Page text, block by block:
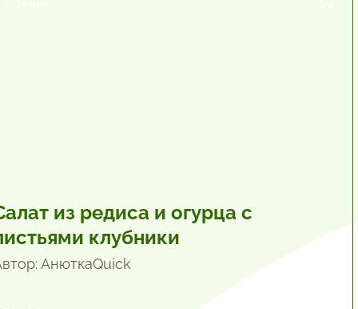
из редиса и огурца с
клубники
АнюткаQuiсk